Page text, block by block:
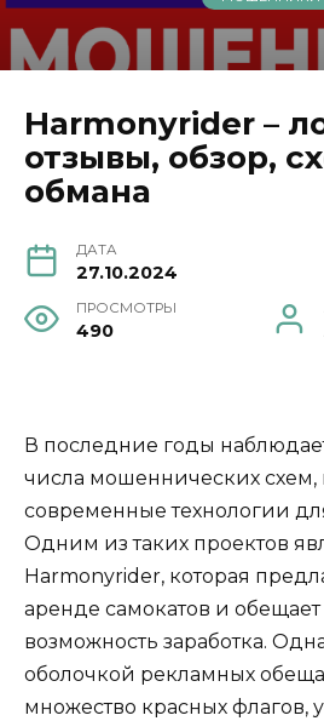
Harmonyrider –
отзывы, обзор,
обмана
ДАТА
27.10.2024
ПРОСМОТРЫ
490
В последние годы
числа мошеннических
современные технологии
Одним из таких проектов
Harmonyrider, которая
аренде самокатов и
возможность заработка.
оболочкой рекламных
множество красных флагов,